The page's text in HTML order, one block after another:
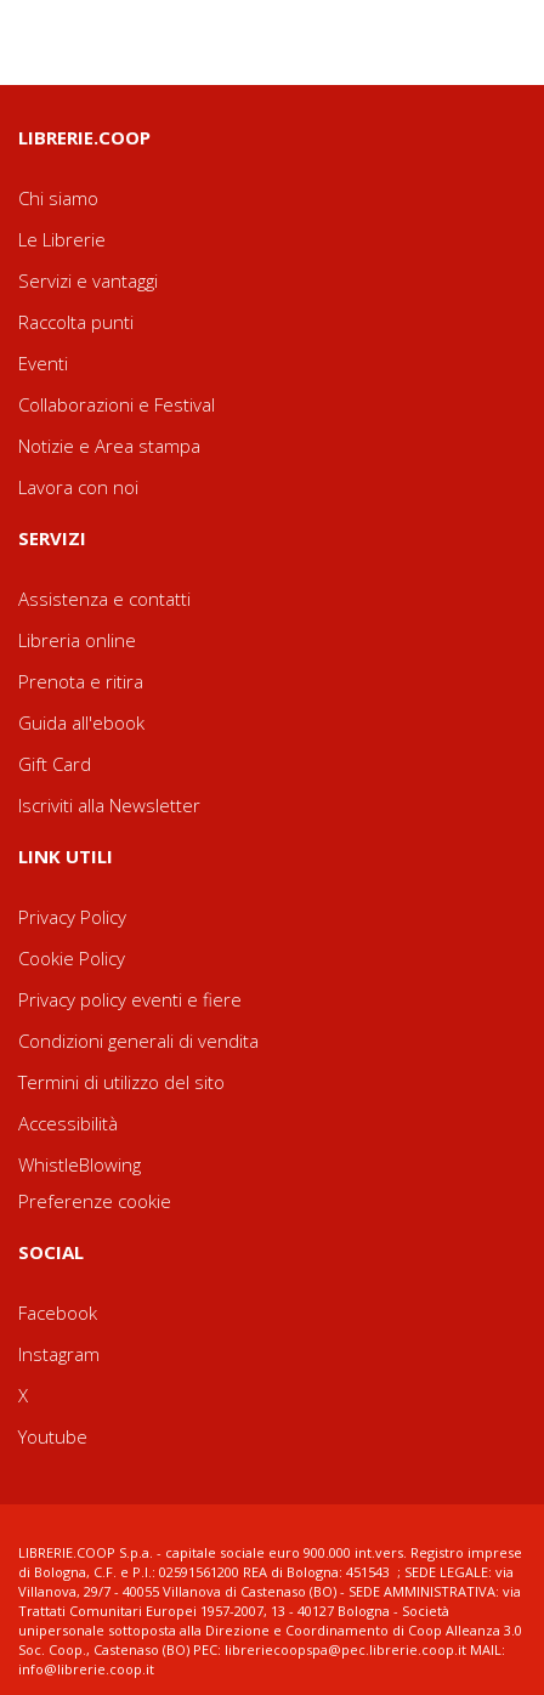
LIBRERIE.COOP
Chi siamo
Le Librerie
Servizi e vantaggi
Raccolta punti
Eventi
Collaborazioni e Festival
Notizie e Area stampa
Lavora con noi
SERVIZI
Assistenza e contatti
Libreria online
Prenota e ritira
Guida all'ebook
Gift Card
Iscriviti alla Newsletter
LINK UTILI
Privacy Policy
Cookie Policy
Privacy policy eventi e fiere
Condizioni generali di vendita
Termini di utilizzo del sito
Accessibilità
WhistleBlowing
Preferenze cookie
SOCIAL
Facebook
Instagram
X
Youtube
LIBRERIE.COOP S.p.a. - capitale sociale euro 900.000 int.vers. Registro imprese
di Bologna, C.F. e P.I.: 02591561200 REA di Bologna: 451543 ; SEDE LEGALE: via
Villanova, 29/7 - 40055 Villanova di Castenaso (BO) - SEDE AMMINISTRATIVA: via
Trattati Comunitari Europei 1957-2007, 13 - 40127 Bologna - Società
unipersonale sottoposta alla Direzione e Coordinamento di Coop Alleanza 3.0
Soc. Coop., Castenaso (BO) PEC: libreriecoopspa@pec.librerie.coop.it MAIL:
info@librerie.coop.it